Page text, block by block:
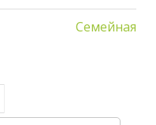
Семейная